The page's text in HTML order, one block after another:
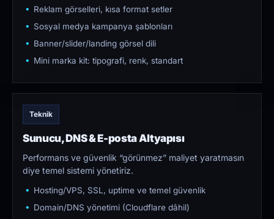
Reklam görselleri, kısa format setler
Sosyal medya kampanya şablonları
Banner/slider/landing görsel dili
Mini marka kit: tipografi, renk, standart
Teknik
Sunucu, DNS & E-posta Altyapısı
Performans ve güvenlik “görünmez” maliyet yaratmasın
diye temel sistemi yönetiriz.
Hosting/VPS, SSL, uptime ve temel güvenlik
Domain/DNS yönetimi (Cloudflare dâhil)